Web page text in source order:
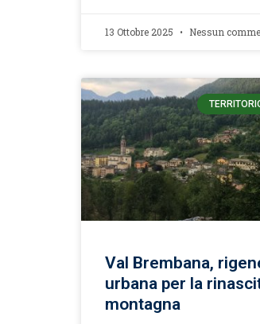
13 Ottobre 2025 Nessun
Val Brembana,
urbana per la
montagna